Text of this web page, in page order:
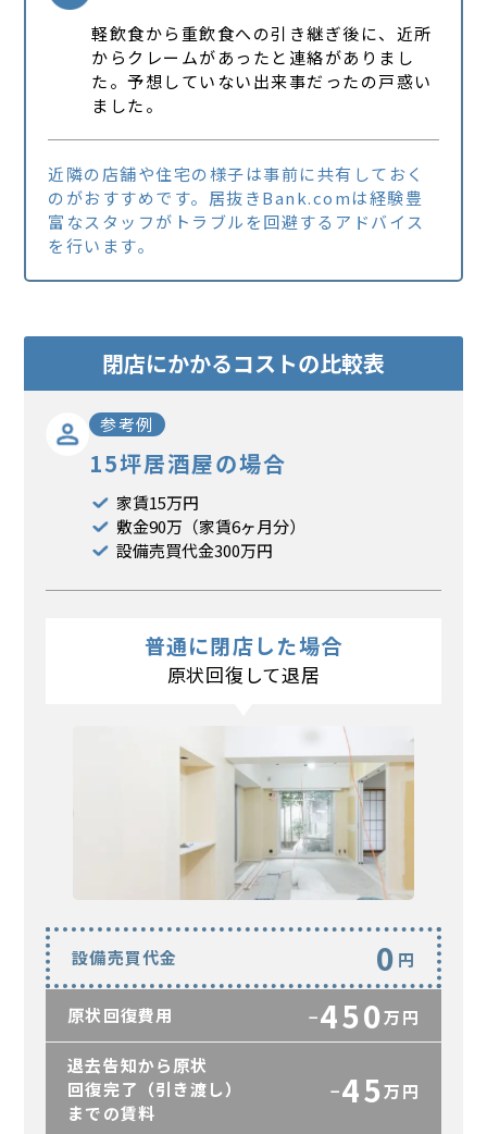
軽飲食から重飲食への引き継ぎ後に、近所
からクレームがあったと連絡がありまし
た。予想していない出来事だったの戸惑い
ました。
近隣の店舗や住宅の様子は事前に共有しておく
のがおすすめです。居抜きBank.comは経験豊
富なスタッフがトラブルを回避するアドバイス
を行います。
閉店にかかるコストの比較表
参考例
15坪居酒屋の場合
家賃15万円
敷金90万（家賃6ヶ月分）
設備売買代金300万円
普通に閉店した場合
原状回復して退居
設備売買代金 0 円
原状回復費用 −450万円
退去告知から原状
回復完了（引き渡し）
までの賃料
−45万円